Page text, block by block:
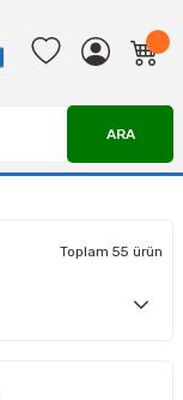
ARA
Toplam 55 ürün